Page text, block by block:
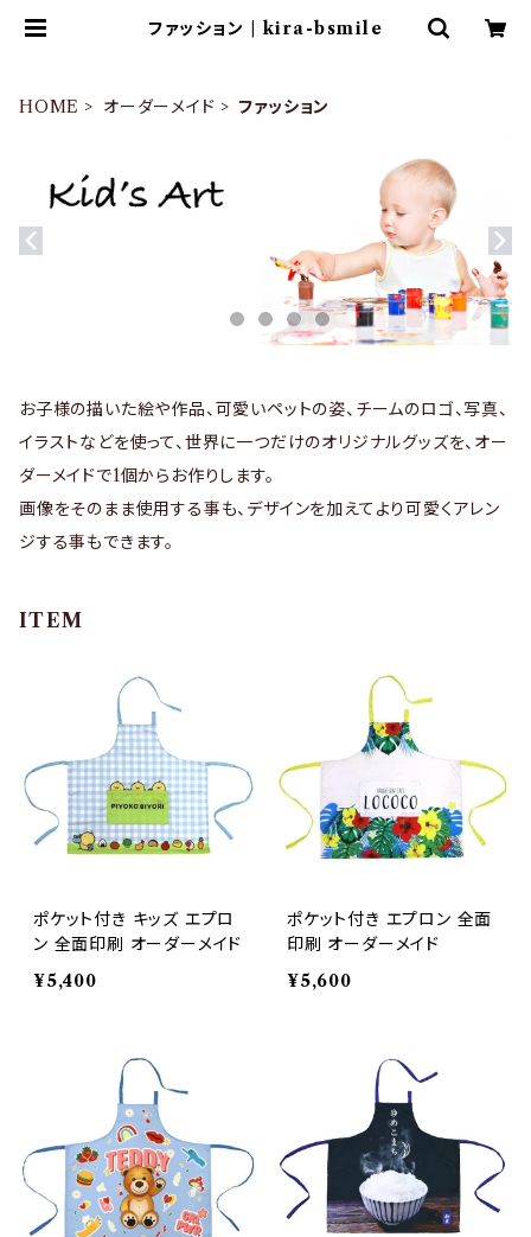
ファッション | kira-bsmile
HOME オーダーメイド ファッション
お子様の描いた絵や作品、可愛いペットの姿、チームのロゴ、写真、
イラストなどを使って、世界に一つだけのオリジナルグッズを、オー
ダーメイドで1個からお作りします。
画像をそのまま使用する事も、デザインを加えてより可愛くアレン
ジする事もできます。
ITEM
ポケット付き キッズ エプロ
ン 全面印刷 オーダーメイド
¥5,400
ポケット付き エプロン 全面
印刷 オーダーメイド
¥5,600